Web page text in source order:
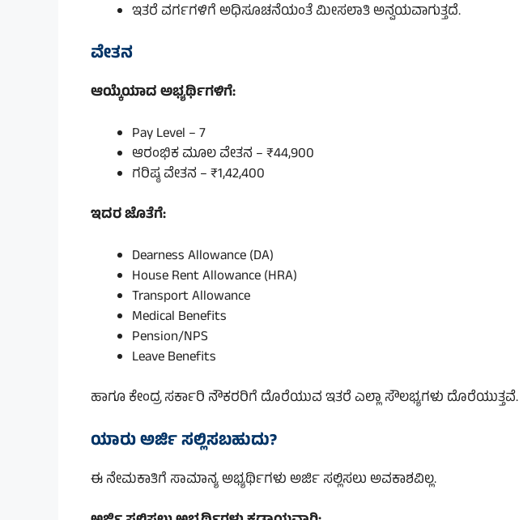
ಇತರೆ ವರ್ಗಗಳಿಗೆ ಅಧಿಸೂಚನೆಯಂತೆ ಮೀಸಲಾತಿ ಅನ್ವಯವಾಗುತ್ತದೆ.
ವೇತನ
ಆಯ್ಕೆಯಾದ ಅಭ್ಯರ್ಥಿಗಳಿಗೆ:
Pay Level – 7
ಆರಂಭಿಕ ಮೂಲ ವೇತನ – ₹44,900
ಗರಿಷ್ಠ ವೇತನ – ₹1,42,400
ಇದರ ಜೊತೆಗೆ:
Dearness Allowance (DA)
House Rent Allowance (HRA)
Transport Allowance
Medical Benefits
Pension/NPS
Leave Benefits
ಹಾಗೂ ಕೇಂದ್ರ ಸರ್ಕಾರಿ ನೌಕರರಿಗೆ ದೊರೆಯುವ ಇತರೆ ಎಲ್ಲಾ ಸೌಲಭ್ಯಗಳು ದೊರೆಯುತ್ತವೆ.
ಯಾರು ಅರ್ಜಿ ಸಲ್ಲಿಸಬಹುದು?
ಈ ನೇಮಕಾತಿಗೆ ಸಾಮಾನ್ಯ ಅಭ್ಯರ್ಥಿಗಳು ಅರ್ಜಿ ಸಲ್ಲಿಸಲು ಅವಕಾಶವಿಲ್ಲ.